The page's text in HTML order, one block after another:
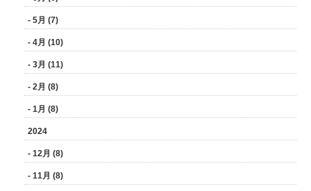
- 5月 (7)
- 4月 (10)
- 3月 (11)
- 2月 (8)
- 1月 (8)
2024
- 12月 (8)
- 11月 (8)